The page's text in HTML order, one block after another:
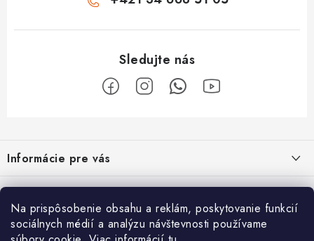
Na prispôsobenie obsahu a reklám, poskytovanie funkcií
sociálnych médií a analýzu návštevnosti používame
p
ä
Informácie pre vás
Obchodné podmienky
Odstúpenie od zmluvy
Vyrábame sauny na mieru
Užitočne informácie